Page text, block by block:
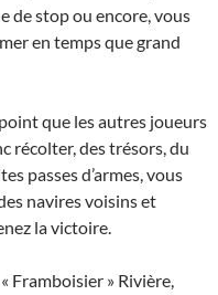
de stop ou encore, vous
en temps que grand
que les autres joueurs
récolter, des trésors, du
passes d’armes, vous
navires voisins et
la victoire.
Framboisier » Rivière,